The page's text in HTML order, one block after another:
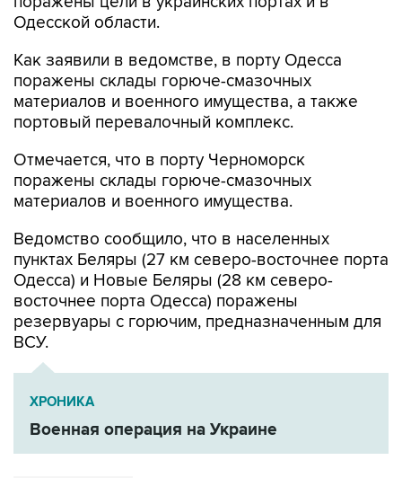
Одесской области.
Как заявили в ведомстве, в порту Одесса
поражены склады горюче-смазочных
материалов и военного имущества, а также
портовый перевалочный комплекс.
Отмечается, что в порту Черноморск
поражены склады горюче-смазочных
материалов и военного имущества.
Ведомство сообщило, что в населенных
пунктах Беляры (27 км северо-восточнее порта
Одесса) и Новые Беляры (28 км северо-
восточнее порта Одесса) поражены
резервуары с горючим, предназначенным для
ВСУ.
ХРОНИКА
Военная операция на Украине